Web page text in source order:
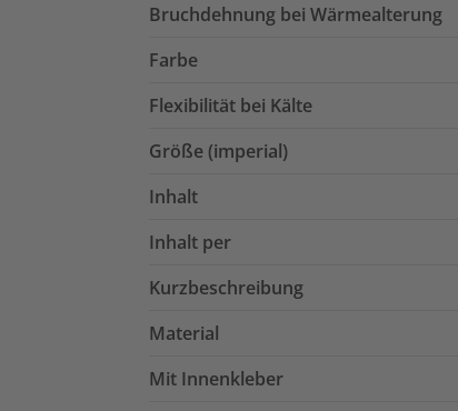
Bruchdehnung bei Wärmealterung
Farbe
Flexibilität bei Kälte
Größe (imperial)
Inhalt
Inhalt per
Kurzbeschreibung
Material
Mit Innenkleber